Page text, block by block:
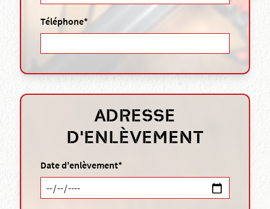
Téléphone*
ADRESSE
D'ENLÈVEMENT
Date d'enlèvement*